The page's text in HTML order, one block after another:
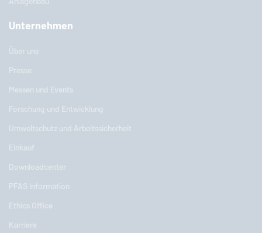
Unternehmen
Über uns
Presse
Messen und Events
Forschung und Entwicklung
Umweltschutz und Arbeitssicherheit
Einkauf
Downloadcenter
PFAS Information
Ethics Office
Karriere